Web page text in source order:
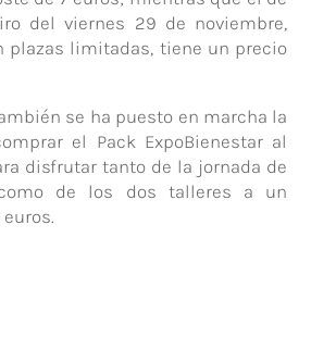
del viernes 29 de noviembre,
plazas limitadas, tiene un precio
se ha puesto en marcha la
el Pack ExpoBienestar al
disfrutar tanto de la jornada de
de los dos talleres a un